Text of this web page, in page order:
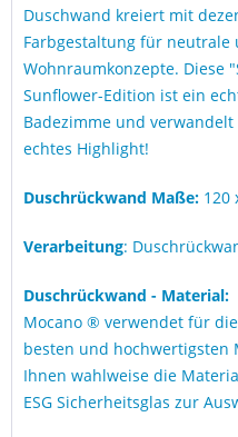
Duschwand kreiert mit
Farbgestaltung für neutrale
Wohnraumkonzepte. Diese
Sunflower-Edition ist ein
Badezimme und
echtes Highlight!
Duschrückwand Maße: 120
Verarbeitung:
Duschrückwand - Material:
Mocano ® verwendet für
besten und hochwertigsten
Ihnen wahlweise die
ESG Sicherheitsglas zur